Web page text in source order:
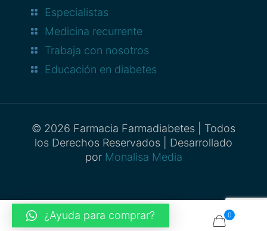
Especialistas
Medicina recurrente
Trabaja con nosotros
Educación en diabetes
© 2026 Farmacia Farmadiabetes | Todos
los Derechos Reservados | Desarrollado
por Monalisa Media
0
¿Ayuda para comprar?